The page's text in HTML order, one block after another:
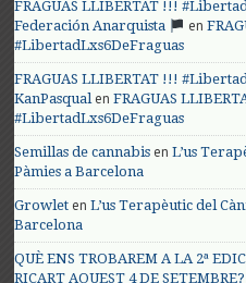
FRAGUAS LLIBERTAT !!!
Federación Anarquista
en
#LibertadLxs6DeFraguas
FRAGUAS LLIBERTAT !!!
KanPasqualenFRAGUAS
#LibertadLxs6DeFraguas
Semillas de cannabis enL’us
Pàmies a Barcelona
Growlet enL’us Terapèutic del
Barcelona
QUÈ ENS TROBAREM A LA 2ª
RICART AQUEST 4 DE